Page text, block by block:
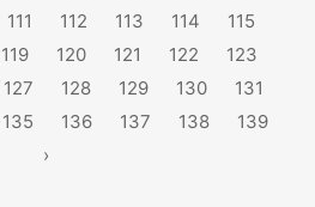
111 112 113 114
115
119 120 121 122
123
127 128 129 130
131
135 136 137 138
139
›